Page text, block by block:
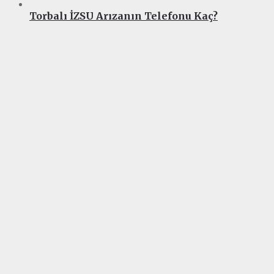
Torbalı İZSU Arızanın Telefonu Kaç?